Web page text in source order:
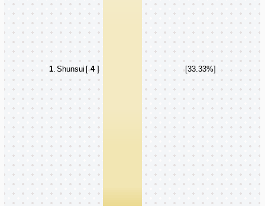
1. Shunsui [4] [33.33%]